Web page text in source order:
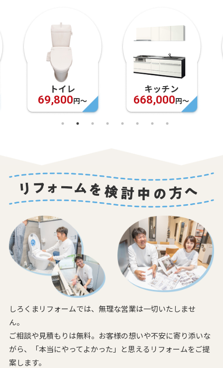
キッチン
668,000円〜
お風呂
948,000円〜
しろくまリフォームでは、無理な営業は一切いたしませ
ん。
ご相談や見積もりは無料。お客様の想いや不安に寄り添いな
がら、
「本当にやってよかった」と思えるリフォームをご提
案します。